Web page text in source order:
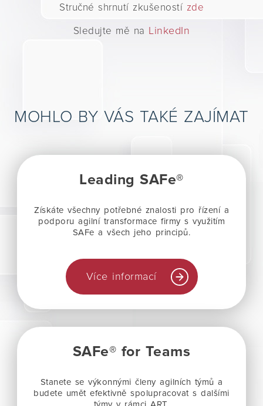
Stručné shrnutí zkušeností zde
Sledujte mě na LinkedIn
MOHLO BY VÁS TAKÉ ZAJÍMAT
Leading SAFe®
Získáte všechny potřebné znalosti pro řízení a
podporu agilní transformace firmy s využitím
SAFe a všech jeho principů.
Více informací
SAFe® for Teams
Stanete se výkonnými členy agilních týmů a
budete umět efektivně spolupracovat s dalšími